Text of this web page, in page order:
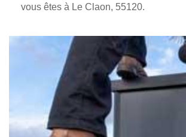
vous êtes à Le Claon, 55120.